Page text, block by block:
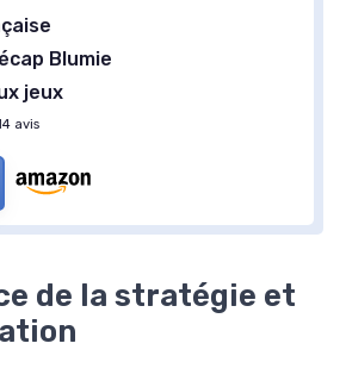
Blumie
jeux
avis
de la stratégie et